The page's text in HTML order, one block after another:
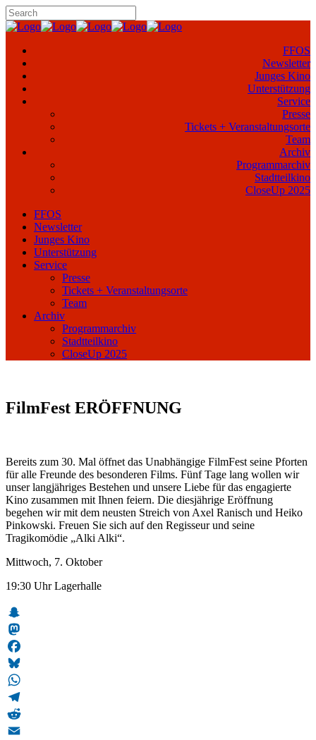
FFOS
Newsletter
Junges Kino
Unterstützung
Service
Presse
Tickets + Veranstaltungsorte
Team
Archiv
Programmarchiv
Stadtteilkino
CloseUp 2025
FFOS
Newsletter
Junges Kino
Unterstützung
Service
Presse
Tickets + Veranstaltungsorte
Team
Archiv
Programmarchiv
Stadtteilkino
CloseUp 2025
FilmFest ERÖFFNUNG
Bereits zum 30. Mal öffnet das Unabhängige FilmFest seine Pforten
für alle Freunde des besonderen Films. Fünf Tage lang wollen wir
unser langjähriges Bestehen und unsere Liebe für das engagierte
Kino zusammen mit Ihnen feiern. Die diesjährige Eröffnung
begehen wir mit dem neusten Streich von Axel Ranisch und Heiko
Pinkowski. Freuen Sie sich auf den Regisseur und seine
Tragikomödie „Alki Alki“.
Mittwoch, 7. Oktober
19:30 Uhr Lagerhalle
Snapchat
Mastodon
Facebook
Bluesky
WhatsApp
Telegram
Reddit